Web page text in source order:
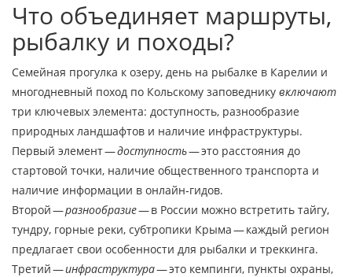
Что объединяет маршруты,
рыбалку и походы?
Семейная прогулка к озеру, день на рыбалке в Карелии и
многодневный поход по Кольскому заповеднику включают
три ключевых элемента: доступность, разнообразие
природных ландшафтов и наличие инфраструктуры.
Первый элемент —доступность— это расстояния до
стартовой точки, наличие общественного транспорта и
наличие информации в онлайн‑гидов.
Второй —разнообразие— в России можно встретить тайгу,
тундру, горные реки, субтропики Крыма — каждый регион
предлагает свои особенности для рыбалки и треккинга.
Третий —инфраструктура— это кемпинги, пункты охраны,